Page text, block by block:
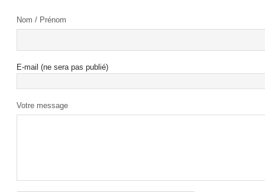
Nom / Prénom
E-mail (ne sera pas publié)
Votre message